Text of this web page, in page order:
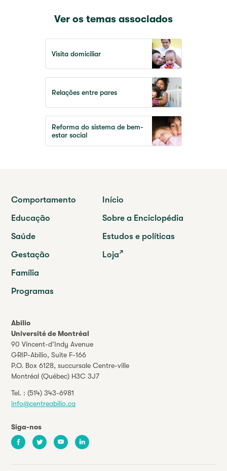
Ver os temas associados
Visita domiciliar
Relações entre pares
Reforma do sistema de bem-
estar social
Abilio
Université de Montréal
90 Vincent-d’Indy Avenue
GRIP-Abilio, Suite F-166
P.O. Box 6128, succursale Centre-ville
Montréal (Québec) H3C 3J7
Tel. : (514) 343-6981
info@centreabilio.ca
Siga-nos
FacebookTwitter YoutubeLinkedIn
Comportamento
Educação
Saúde
Gestação
Família
Programas
Início
Sobre a Enciclopédia
Estudos e políticas
Loja